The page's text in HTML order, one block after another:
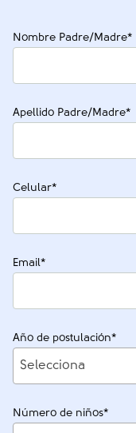
Nombre Padre/Madre*
Apellido Padre/Madre*
Celular*
Email*
Año de postulación*
Selecciona
Número de niños*